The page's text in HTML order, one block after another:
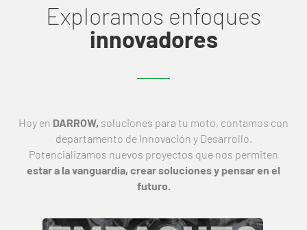
Exploramos enfoques
innovadores
Hoy en DARROW, soluciones para tu moto, contamos con
departamento de Innovación y Desarrollo.
Potencializamos nuevos proyectos que nos permiten
estar a la vanguardia, crear soluciones y pensar en el
futuro.